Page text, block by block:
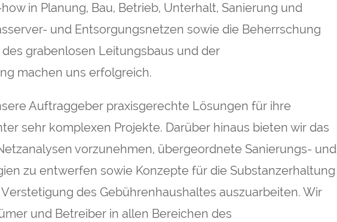
in Planung, Bau, Betrieb, Unterhalt, Sanierung und
und Entsorgungsnetzen sowie die Beherrschung
grabenlosen Leitungsbaus und der
machen uns erfolgreich.
Auftraggeber praxisgerechte Lösungen für ihre
sehr komplexen Projekte. Darüber hinaus bieten wir das
vorzunehmen, übergeordnete Sanierungs- und
zu entwerfen sowie Konzepte für die Substanzerhaltung
des Gebührenhaushaltes auszuarbeiten. Wir
und Betreiber in allen Bereichen des